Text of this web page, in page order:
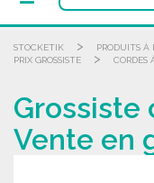
STOCKETIK > PRODUITS À
PRIX GROSSISTE
> CORDES
Grossiste
Vente en